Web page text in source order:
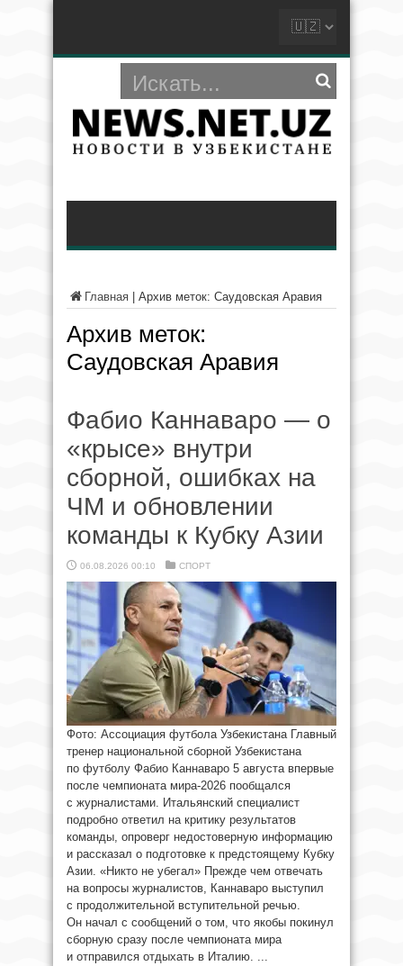
Главная Архив меток: Саудовская Аравия
Архив меток:
Саудовская Аравия
Фабио Каннаваро — о
«крысе» внутри
сборной, ошибках на
ЧМ и обновлении
команды к Кубку Азии
06.08.2026 00:10 СПОРТ
Фото: Ассоциация футбола Узбекистана Главный
тренер национальной сборной Узбекистана
по футболу Фабио Каннаваро 5 августа впервые
после чемпионата мира-2026 пообщался
с журналистами. Итальянский специалист
подробно ответил на критику результатов
команды, опроверг недостоверную информацию
и рассказал о подготовке к предстоящему Кубку
Азии. «Никто не убегал» Прежде чем отвечать
на вопросы журналистов, Каннаваро выступил
с продолжительной вступительной речью.
Он начал с сообщений о том, что якобы покинул
сборную сразу после чемпионата мира
и отправился отдыхать в Италию. ...